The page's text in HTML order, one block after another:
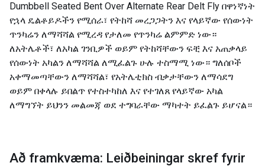
Dumbbell Seated Bent Over Alternate Rear Delt Fly በዋነኛነት
የኋላ ዴልቶይዶችን የሚሰራ፣ የትከሻ መረጋጋትን እና የላይኛው የሰውነት
ጥንካሬን ለማሻሻል የሚረዳ የታለመ የጥንካሬ ልምምድ ነው።
ለአትሌቶች፣ ለአካል ገንቢዎች ወይም የትከሻቸውን ፍቺ እና አጠቃላይ
የሰውነት አካልን ለማሻሻል ለሚፈልጉ ሁሉ ተስማሚ ነው። ግለሰቦች
አቀማመጣቸውን ለማሻሻል፣ የአትሌቲክስ ብቃታቸውን ለማሳደግ
ወይም በቀላሉ ይበልጥ የተስተካከለ እና የተገለጸ የላይኛው አካል
ለማግኘት ይህንን መልመጃ ወደ ተግባራቸው ማካተት ይፈልጉ ይሆናል።
Að framkvæma: Leiðbeiningar skref fyrir